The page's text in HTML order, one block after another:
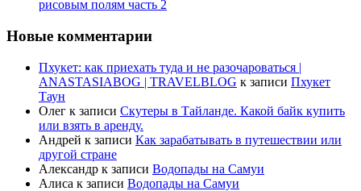
рисовым полям часть 2
Новые комментарии
Пхукет: как приехать туда и не разочароваться |
ANASTASIABOG | TRAVELBLOG к записи Пхукет
Таун
Олег к записи Скутеры в Тайланде. Какой байк купить
или взять в аренду.
Андрей к записи Как зарабатывать в путешествии или
другой стране
Александр к записи Водопады на Самуи
Алиса к записи Водопады на Самуи